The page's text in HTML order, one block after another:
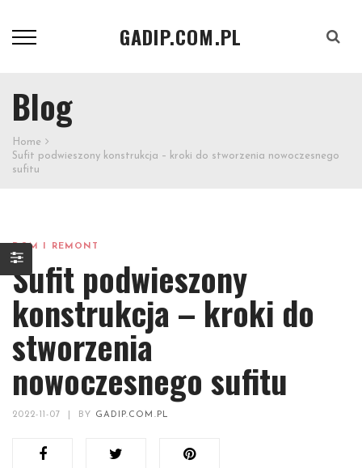
GADIP.COM.PL
Blog
Home
Sufit podwieszony konstrukcja – kroki do stworzenia nowoczesnego
sufitu
DOM I REMONT
Sufit podwieszony
konstrukcja – kroki do
stworzenia
nowoczesnego sufitu
2022-11-07 BY GADIP.COM.PL